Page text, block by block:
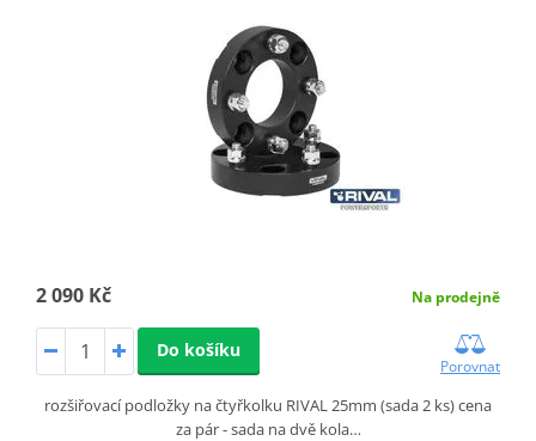
2 090 Kč Na prodejně
Do košíku
Porovnat
rozšiřovací podložky na čtyřkolku RIVAL 25mm (sada 2 ks) cena
za pár - sada na dvě kola…